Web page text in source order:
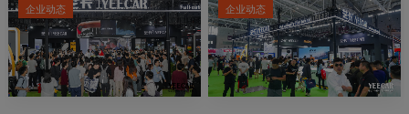
企业动态 企业动态